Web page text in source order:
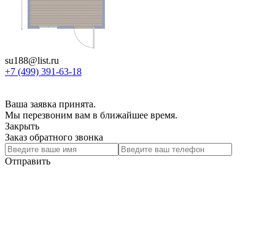
su188@list.ru
+7 (499) 391-63-18
Ваша заявка принята.
Мы перезвоним вам в ближайшее время.
Закрыть
Заказ обратного звонка
Отправить